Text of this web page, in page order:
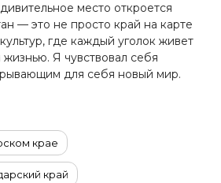
место откроется
— это не просто край на карте
где каждый уголок живет
Я чувствовал себя
для себя новый мир.
крае
край